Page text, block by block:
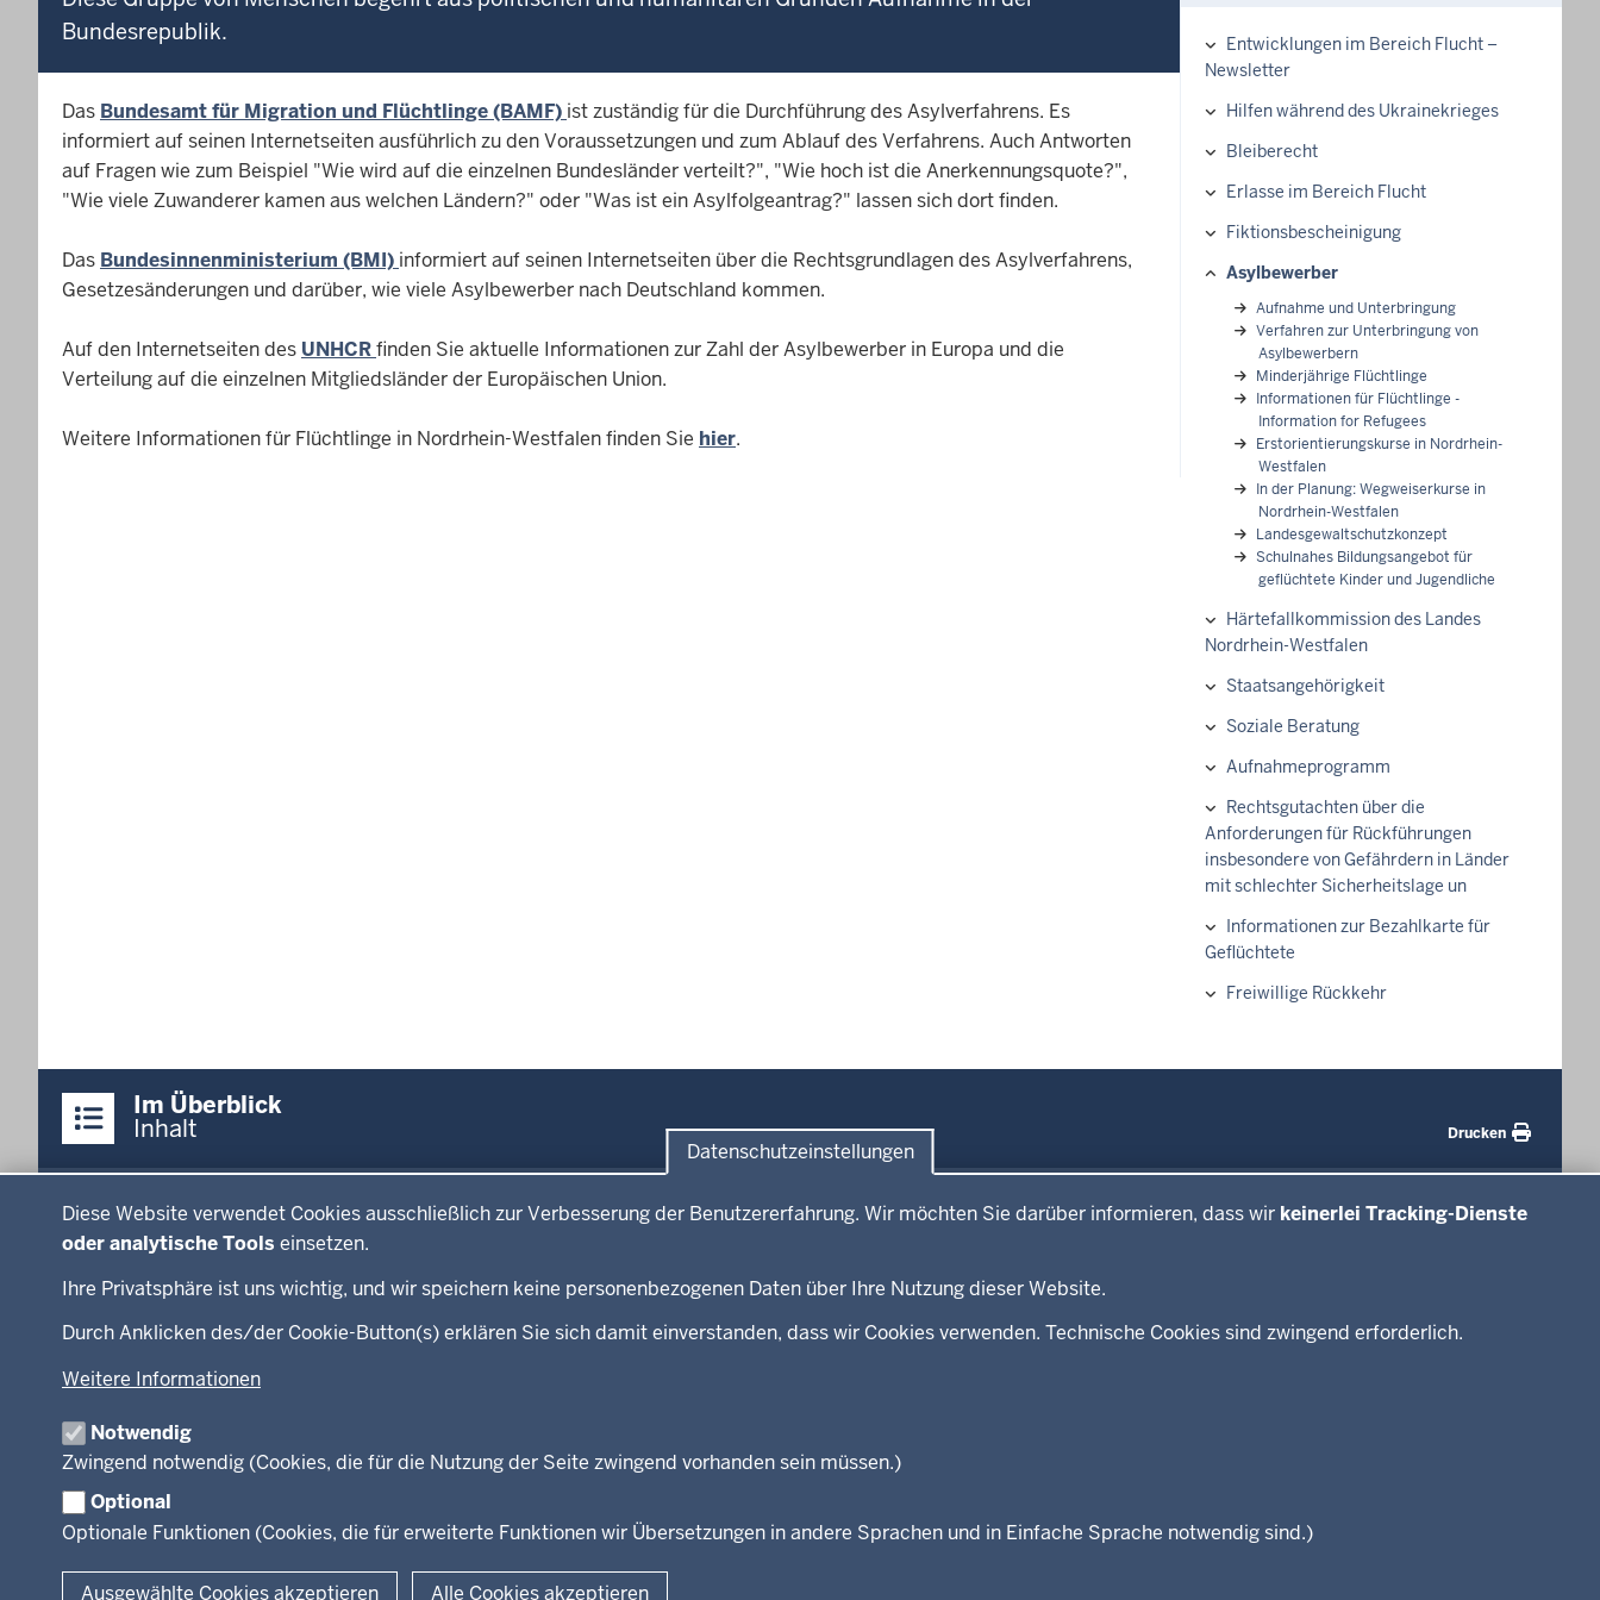
Datenschutzeinstellungen
Diese Website verwendet Cookies ausschließlich zur Verbesserung der Benutzererfahrung. Wir möchten Sie darüber informieren, dass wir keinerlei Tracking-Dienste
oder analytische Tools einsetzen.
Ihre Privatsphäre ist uns wichtig, und wir speichern keine personenbezogenen Daten über Ihre Nutzung dieser Website.
Durch Anklicken des/der Cookie-Button(s) erklären Sie sich damit einverstanden, dass wir Cookies verwenden. Technische Cookies sind zwingend erforderlich.
Weitere Informationen
Notwendig
Zwingend notwendig (Cookies, die für die Nutzung der Seite zwingend vorhanden sein müssen.)
Optional
Optionale Funktionen (Cookies, die für erweiterte Funktionen wir Übersetzungen in andere Sprachen und in Einfache Sprache notwendig sind.)
Ausgewählte Cookies akzeptieren Alle Cookies akzeptieren
Bundesrepublik.
Das Bundesamt für Migration und Flüchtlinge (BAMF) ist zuständig für die Durchführung des Asylverfahrens. Es
informiert auf seinen Internetseiten ausführlich zu den Voraussetzungen und zum Ablauf des Verfahrens. Auch Antworten
auf Fragen wie zum Beispiel "Wie wird auf die einzelnen Bundesländer verteilt?", "Wie hoch ist die Anerkennungsquote?",
"Wie viele Zuwanderer kamen aus welchen Ländern?" oder "Was ist ein Asylfolgeantrag?" lassen sich dort finden.
Das Bundesinnenministerium (BMI) informiert auf seinen Internetseiten über die Rechtsgrundlagen des Asylverfahrens,
Gesetzesänderungen und darüber, wie viele Asylbewerber nach Deutschland kommen.
Auf den Internetseiten des UNHCRfinden Sie aktuelle Informationen zur Zahl der Asylbewerber in Europa und die
Verteilung auf die einzelnen Mitgliedsländer der Europäischen Union.
Weitere Informationen für Flüchtlinge in Nordrhein-Westfalen finden Sie hier.
Hauptnavigation
Entwicklungen im Bereich Flucht –
Newsletter
Hilfen während des Ukrainekrieges
Bleiberecht
Erlasse im Bereich Flucht
Fiktionsbescheinigung
Asylbewerber
Aufnahme und Unterbringung
Verfahren zur Unterbringung von
Asylbewerbern
Minderjährige Flüchtlinge
Informationen für Flüchtlinge -
Information for Refugees
Erstorientierungskurse in Nordrhein-
Westfalen
In der Planung: Wegweiserkurse in
Nordrhein-Westfalen
Landesgewaltschutzkonzept
Schulnahes Bildungsangebot für
geflüchtete Kinder und Jugendliche
Härtefallkommission des Landes
Nordrhein-Westfalen
Staatsangehörigkeit
Soziale Beratung
Aufnahmeprogramm
Rechtsgutachten über die
Anforderungen für Rückführungen
insbesondere von Gefährdern in Länder
mit schlechter Sicherheitslage un
Informationen zur Bezahlkarte für
Geflüchtete
Freiwillige Rückkehr
Inhalte
Im Überblick
Inhalt Drucken
Menü
in
der
Menü
Ministerium
Jugend
Familie
Gleichstellung
Integration
Presse
Fotos
RSS-Feeds
Service
Newsletter
Kontakt
Instagram-Links
#WTFuture